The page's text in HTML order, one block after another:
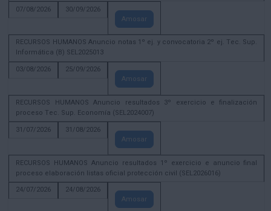
07/08/2026
30/09/2026
Amosar
RECURSOS HUMANOS Anuncio notas 1º ej. y convocatoria 2º ej. Tec. Sup.
Informática (B) SEL2025013
03/08/2026
25/09/2026
Amosar
RECURSOS HUMANOS Anuncio resultados 3º exercicio e finalización
proceso Tec. Sup. Economía (SEL2024007)
31/07/2026
31/08/2026
Amosar
RECURSOS HUMANOS Anuncio resultados 1º exercicio e anuncio final
proceso elaboración listas oficial protección civil (SEL2026016)
24/07/2026
24/08/2026
Amosar